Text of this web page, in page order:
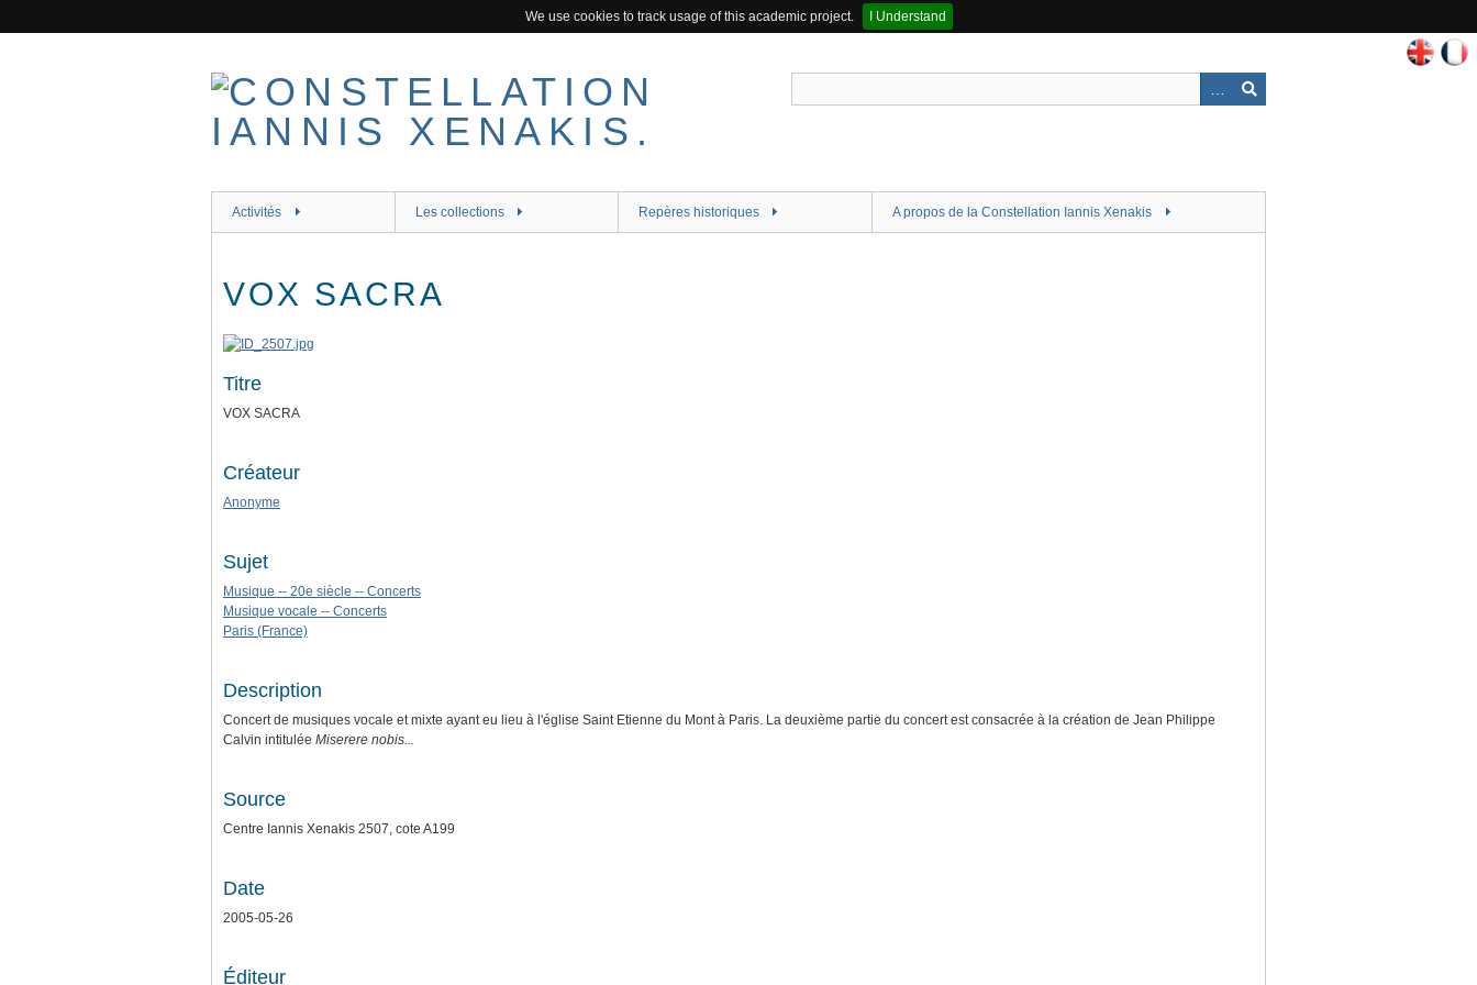
We use cookies to track usage of this academic project.
I Understand
Activités Les collections Repères historiques A propos de la Constellation Iannis Xenakis
VOX SACRA
Titre
VOX SACRA
Créateur
Anonyme
Sujet
Musique -- 20e siècle -- Concerts
Musique vocale -- Concerts
Paris (France)
Description
Concert de musiques vocale et mixte ayant eu lieu à l'église Saint Etienne du Mont à Paris. La deuxième partie du concert est consacrée à la création de Jean Philippe
Calvin intitulée Miserere nobis...
Source
Centre Iannis Xenakis 2507, cote A199
Date
2005-05-26
Éditeur